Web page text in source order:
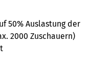
50% Auslastung der
2000 Zuschauern)